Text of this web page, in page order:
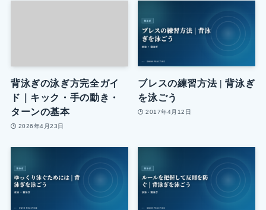
背泳ぎの泳ぎ方完全ガイ
ド｜キック・手の動き・
ターンの基本
2026年4月23日
ブレスの練習方法 | 背泳ぎ
を泳ごう
2017年4月12日